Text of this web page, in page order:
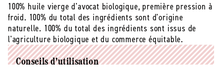
100% huile vierge d'avocat biologique, première pression à
froid. 100% du total des ingrédients sont d'origine
naturelle. 100% du total des ingrédients sont issus de
l'agriculture biologique et du commerce équitable.
Conseils d'utilisation